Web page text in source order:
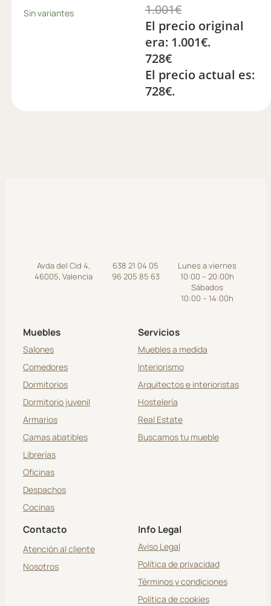
Sin variantes 1.001€
El precio original
era: 1.001€.
728€
El precio actual es:
728€.
Avda del Cid 4,
46005, Valencia
638 21 04 05
96 205 85 63
Lunes a viernes
10:00 – 20:00h
Sábados
10:00 – 14:00h
Muebles
Salones
Comedores
Dormitorios
Dormitorio juvenil
Armarios
Camas abatibles
Librerías
Oficinas
Despachos
Cocinas
Servicios
Muebles a medida
Interiorismo
Arquitectos e interioristas
Hostelería
Real Estate
Buscamos tu mueble
Contacto
Atención al cliente
Nosotros
Info Legal
Aviso Legal
Política de privacidad
Términos y condiciones
Politica de cookies